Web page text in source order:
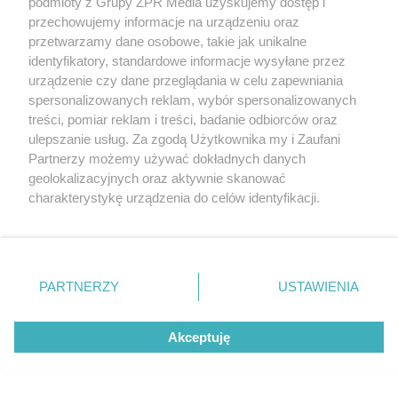
synchronicznych
PIŁKA NOŻNA
zaskoczy Pogoń?
przechowujemy informacje na urządzeniu oraz
przetwarzamy dane osobowe, takie jak unikalne
identyfikatory, standardowe informacje wysyłane przez
urządzenie czy dane przeglądania w celu zapewniania
spersonalizowanych reklam, wybór spersonalizowanych
treści, pomiar reklam i treści, badanie odbiorców oraz
ulepszanie usług. Za zgodą Użytkownika my i Zaufani
Partnerzy możemy używać dokładnych danych
geolokalizacyjnych oraz aktywnie skanować
charakterystykę urządzenia do celów identyfikacji.
zmienić/wycofać klikając przycisk ustawień prywatności
znajdujący się w lewym dolnym rogu strony
rodzaje przetwarzania danych nie wymagają zgody
użytkownika, ale masz prawo sprzeciwić się takiemu
przetwarzaniu. Preferencje będą miały zastosowanie tylko
PARTNERZY USTAWIENIA
Akceptuję